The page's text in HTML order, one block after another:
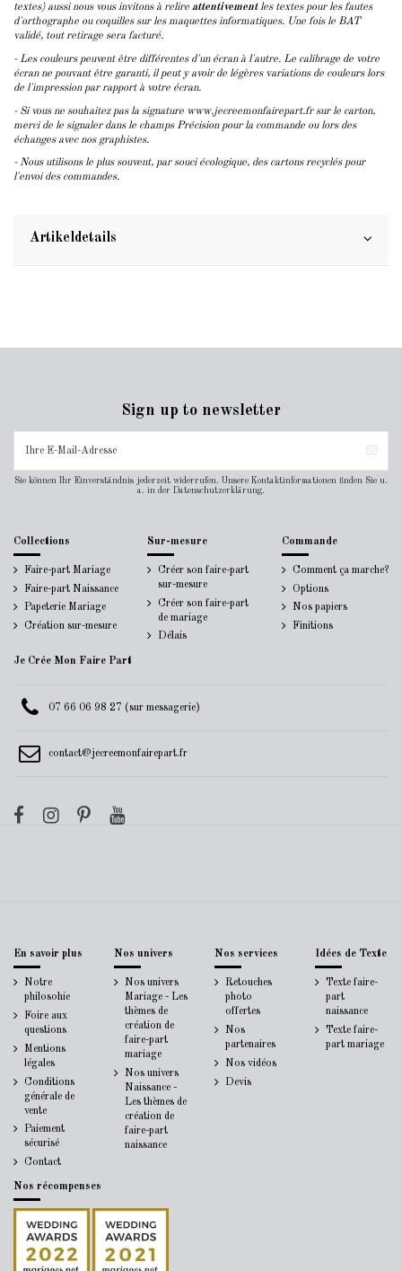
textes) aussi nous vous invitons à relire attentivementles textes pour les fautes
d'orthographe ou coquilles sur les maquettes informatiques. Une fois le BAT
validé, tout retirage sera facturé.
- Les couleurs peuvent être différentes d'un écran à l'autre. Le calibrage de votre
écran ne pouvant être garanti, il peut y avoir de légères variations de couleurs lors
de l'impression par rapport à votre écran.
- Si vous ne souhaitez pas la signature www.jecreemonfairepart.fr sur le carton,
merci de le signaler dans le champs Précision pour la commande ou lors des
échanges avec nos graphistes.
- Nous utilisons le plus souvent, par souci écologique, des cartons recyclés pour
l'envoi des commandes.
Artikeldetails
Sign up to newsletter
Sie können Ihr Einverständnis jederzeit widerrufen. Unsere Kontaktinformationen finden Sie u.
a. in der Datenschutzerklärung.
Collections
Faire-part Mariage
Faire-part Naissance
Papeterie Mariage
Création sur-mesure
Sur-mesure
Créer son faire-part
sur-mesure
Créer son faire-part
de mariage
Délais
Commande
Comment ça marche?
Options
Nos papiers
Finitions
Je Crée Mon Faire Part
07 66 06 98 27 (sur messagerie)
contact@jecreemonfairepart.fr
En savoir plus
Notre
philosohie
Foire aux
questions
Mentions
légales
Conditions
générale de
vente
Paiement
sécurisé
Contact
Nos univers
Nos univers
Mariage - Les
thèmes de
création de
faire-part
mariage
Nos univers
Naissance -
Les thèmes de
création de
faire-part
naissance
Nos services
Retouches
photo
offertes
Nos
partenaires
Nos vidéos
Devis
Idées de Texte
Texte faire-
part
naissance
Texte faire-
part mariage
Nos récompenses